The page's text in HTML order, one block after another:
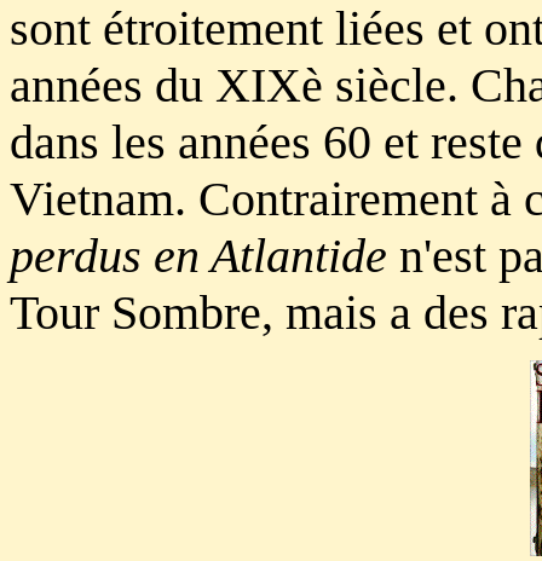
sont étroitement liées et
années du XIXè siècle.
dans les années 60 et
Vietnam. Contrairement à
perdus en Atlantide n'est
Tour Sombre, mais a des